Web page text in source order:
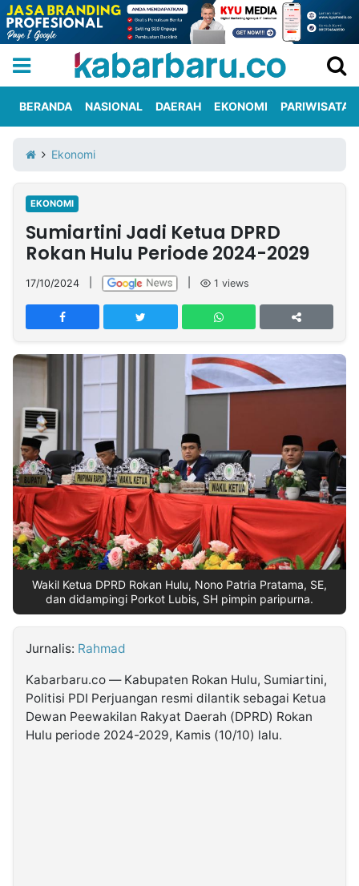
Iklan
Berita
Kami
Nasional
International
Olahraga
Entertainment
Daerah
Pariwisata
Kuliner
Kolom
Network
PT
TREETAN
MULTIMEDIA
INDONESIA
Partner
Insight
NTB
Suara
Time
Lens
IDN
Daily
Jogja
Jalan
Rakyat
Idealita
News
Kita
Notice
Dinamikapost.com
Radar
Baru
Seedbacklink
Follow
Kabarbaru
BERANDA NASIONAL DAERAH EKONOMI PARIWISATA
Ekonomi
EKONOMI
Sumiartini Jadi Ketua DPRD
Rokan Hulu Periode 2024-2029
17/10/2024 1 views
Wakil Ketua DPRD Rokan Hulu, Nono Patria Pratama, SE,
dan didampingi Porkot Lubis, SH pimpin paripurna.
Jurnalis: Rahmad
Kabarbaru.co — Kabupaten Rokan Hulu, Sumiartini,
Politisi PDI Perjuangan resmi dilantik sebagai Ketua
Dewan Peewakilan Rakyat Daerah (DPRD) Rokan
Hulu periode 2024-2029, Kamis (10/10) lalu.